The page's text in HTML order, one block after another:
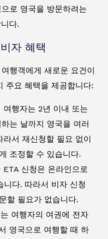
로 영국을 방문하려는
다.
자 혜택
행객에게 새로운 요건이
주요 혜택을 제공합니다:
여행자는 2년 이내 또는
는 날까지 영국을 여러
서 재신청할 필요 없이
조정할 수 있습니다.
신청은 온라인으로
다. 따라서 비자 신청
할 필요가 없습니다.
여행자의 여권에 전자
영국으로 여행할 때 하